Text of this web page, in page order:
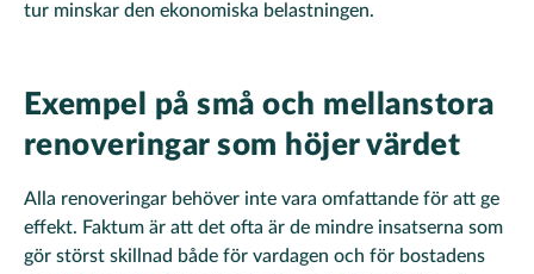
tur minskar den ekonomiska belastningen.
Exempel på små och mellanstora
renoveringar som höjer värdet
Alla renoveringar behöver inte vara omfattande för att ge
effekt. Faktum är att det ofta är de mindre insatserna som
gör störst skillnad både för vardagen och för bostadens